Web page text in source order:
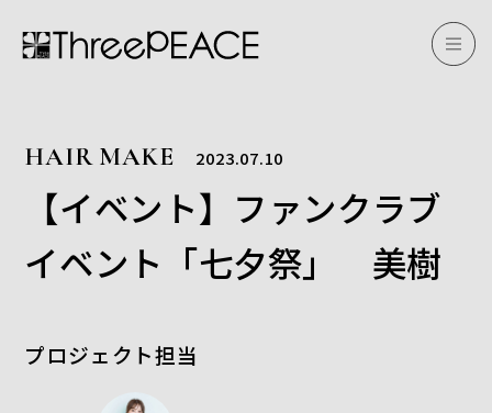
HAIR MAKE 2023.07.10
【イベント】ファンクラブ
イベント「七夕祭」 美樹
プロジェクト担当